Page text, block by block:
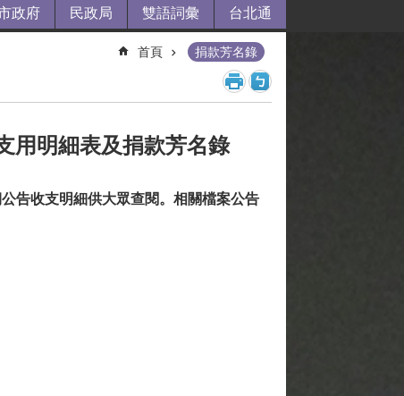
政府 民政局 雙語詞彙 台北通
首頁 捐款芳名錄
用明細表及捐款芳名錄
告收支明細供大眾查閱。相關檔案公告